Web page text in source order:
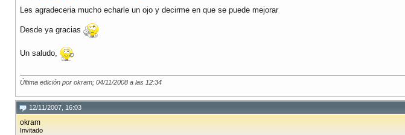
Les agradeceria mucho echarle un ojo y decirme en que se puede mejorar
Desde ya gracias
Un saludo,
Última edición por okram; 04/11/2008 a las 12:34
12/11/2007, 16:03
okram
Invitado